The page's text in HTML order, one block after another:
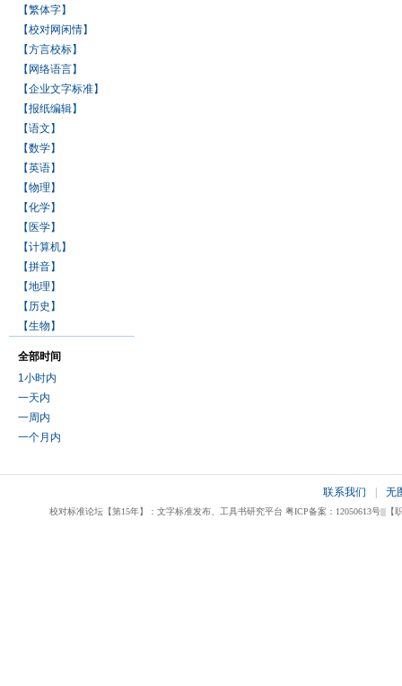
【繁体字】
【校对网闲情】
【方言校标】
【网络语言】
【企业文字标准】
【报纸编辑】
【语文】
【数学】
【英语】
【物理】
【化学】
【医学】
【计算机】
【拼音】
【地理】
【历史】
【生物】
全部时间
1小时内
一天内
一周内
一个月内
联系我们 无
校对标准论坛【第15年】：文字标准发布、工具书研究平台 粤ICP备案：12050613号|||【